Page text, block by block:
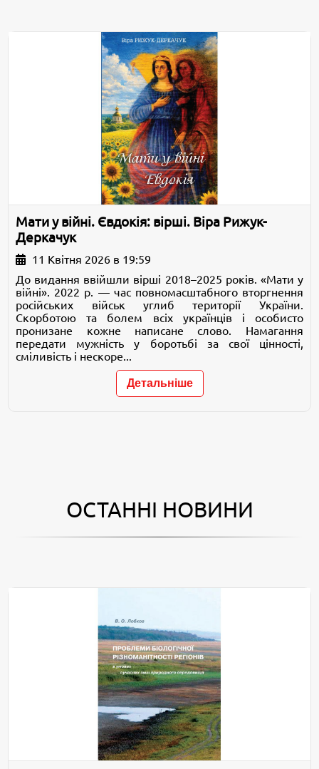
Мати у війні. Євдокія: вірші. Віра Рижук-
Деркачук
11 Квітня 2026 в 19:59
До видання ввійшли вірші 2018–2025 років. «Мати у
війні». 2022 р. — час повномасштабного вторгнення
російських військ углиб території України.
Скорботою та болем всіх українців і особисто
пронизане кожне написане слово. Намагання
передати мужність у боротьбі за свої цінності,
сміливість і нескоре...
Детальніше
ОСТАННІ НОВИНИ